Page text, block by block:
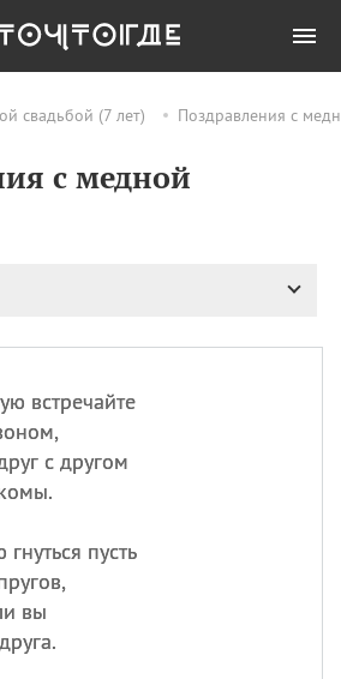
свадьбой (7 лет) Поздравления с
с медной
встречайте
с другом
пусть
вы
ПРАЗДНИКИ Все
09.08 День памяти жертв
атомной
день
рисового пудинга
09.08
(Smokey Bear Day)
Сегодня празднуют именины